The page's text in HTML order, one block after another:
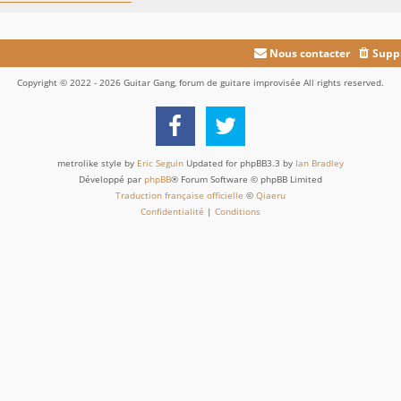
Nous contacter
Copyright © 2022 - 2026 Guitar Gang, forum de guitare improvisée All rights reserved.
metrolike style by Eric Seguin Updated for phpBB3.3 by Ian Bradley
Développé par phpBB® Forum Software © phpBB Limited
Traduction française officielle © Qiaeru
Confidentialité | Conditions